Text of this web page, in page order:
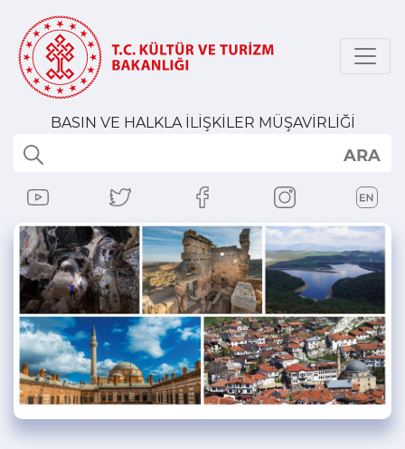
BASIN VE HALKLA İLİŞKİLER MÜŞAVİRLİĞİ
ARA